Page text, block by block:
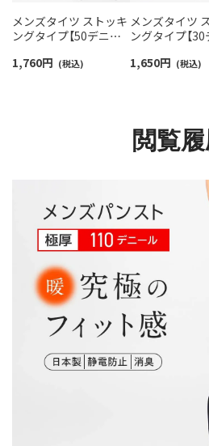
メンズタイツ ストッキ
ングタイプ【50デニー
イツ 前開き 静電・消臭
1,760円 (税込)
メンズタイツ
ングタイプ【
材使用 スムー
1,650円 (税込)
閲覧